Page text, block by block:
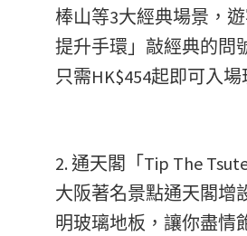
棒山等3大經典場景，
提升手環」敲經典的問
只需HK$454起即可入場
2. 通天閣「Tip The
大阪著名景點通天閣增
明玻璃地板，讓你盡情